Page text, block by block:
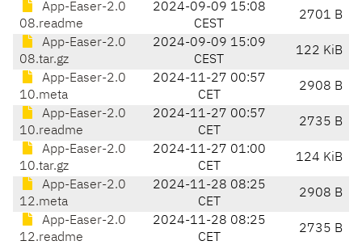
App-Easer-2.0
08.readme
2024-09-09 15:08
CEST
2701 B
App-Easer-2.0
08.tar.gz
2024-09-09 15:09
CEST
122 KiB
App-Easer-2.0
10.meta
2024-11-27 00:57
CET
2908 B
App-Easer-2.0
10.readme
2024-11-27 00:57
CET
2735 B
App-Easer-2.0
10.tar.gz
2024-11-27 01:00
CET
124 KiB
App-Easer-2.0
12.meta
2024-11-28 08:25
CET
2908 B
App-Easer-2.0
12.readme
2024-11-28 08:25
CET
2735 B